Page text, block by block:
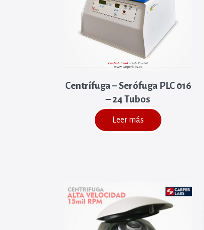
Centrífuga – Serófuga PLC 016
– 24 Tubos
Leer más